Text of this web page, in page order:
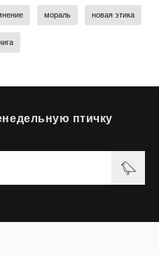
мораль новая этика
птичку